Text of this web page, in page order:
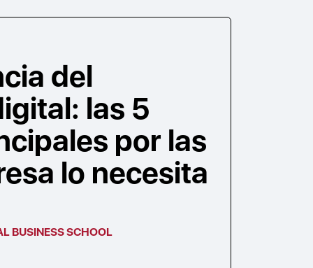
del
las 5
por las
lo necesita
BUSINESS SCHOOL